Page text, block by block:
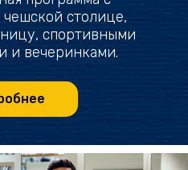
столице,
спортивными
и вечеринками.